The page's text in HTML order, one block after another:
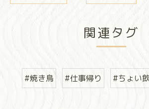
関連タグ
#焼き鳥 #仕事帰り #ちょい